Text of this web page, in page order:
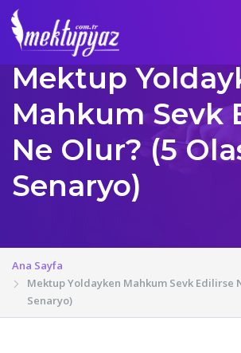
Mektup
Mahkum Sevk
Ne Olur? (5
Senaryo)
Ana Sayfa
Mektup Yoldayken Mahkum Sevk Edilirse
Senaryo)